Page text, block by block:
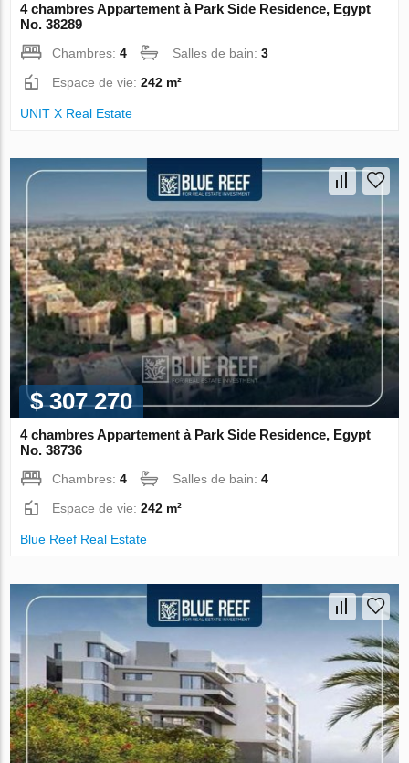
4 chambres Appartement à Park Side Residence, Egypt
No. 38289
Chambres:4 Salles de bain:3
Espace de vie:242 m²
UNIT X Real Estate
$ 307 270
4 chambres Appartement à Park Side Residence, Egypt
No. 38736
Chambres:4 Salles de bain:4
Espace de vie:242 m²
Blue Reef Real Estate